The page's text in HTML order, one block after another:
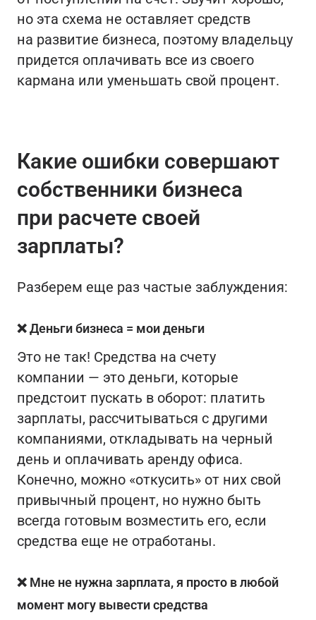
но эта схема не оставляет средств
на развитие бизнеса, поэтому владельцу
придется оплачивать все из своего
кармана или уменьшать свой процент.
Какие ошибки совершают
собственники бизнеса
при расчете своей
зарплаты?
Разберем еще раз частые заблуждения:
❌ Деньги бизнеса = мои деньги
Это не так! Средства на счету
компании — это деньги, которые
предстоит пускать в оборот: платить
зарплаты, рассчитываться с другими
компаниями, откладывать на черный
день и оплачивать аренду офиса.
Конечно, можно «откусить» от них свой
привычный процент, но нужно быть
всегда готовым возместить его, если
средства еще не отработаны.
❌ Мне не нужна зарплата, я просто в любой
момент могу вывести средства